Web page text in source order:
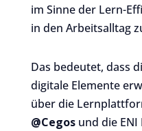
im Sinne der Lern-
in den Arbeitsalltag
Das bedeutet, dass
digitale Elemente
über die
@Cegosund die ENI